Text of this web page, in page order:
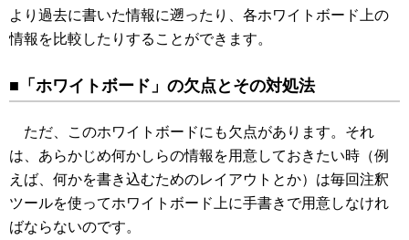
より過去に書いた情報に遡ったり、各ホワイトボード上の
情報を比較したりすることができます。
■「ホワイトボード」の欠点とその対処法
ただ、このホワイトボードにも欠点があります。それ
は、あらかじめ何かしらの情報を用意しておきたい時（例
えば、何かを書き込むためのレイアウトとか）は毎回注釈
ツールを使ってホワイトボード上に手書きで用意しなけれ
ばならないのです。